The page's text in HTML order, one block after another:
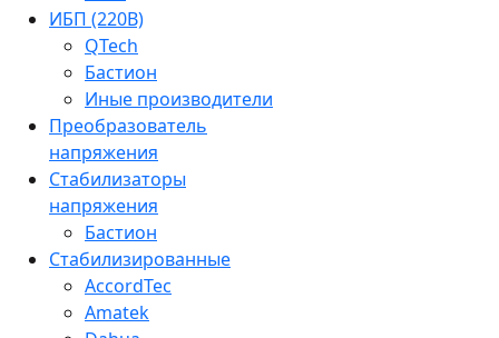
ИБП (220В)
QTech
Бастион
Иные производители
Преобразователь
напряжения
Стабилизаторы
напряжения
Бастион
Стабилизированные
AccordTec
Amatek